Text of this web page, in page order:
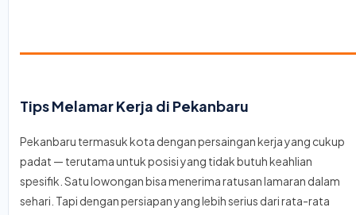
Tips Melamar Kerja di Pekanbaru
Pekanbaru termasuk kota dengan persaingan kerja yang cukup
padat — terutama untuk posisi yang tidak butuh keahlian
spesifik. Satu lowongan bisa menerima ratusan lamaran dalam
sehari. Tapi dengan persiapan yang lebih serius dari rata-rata